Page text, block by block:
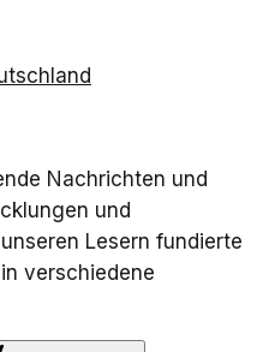
Szenarien.
Nachrichten und
und
Lesern fundierte
verschiedene